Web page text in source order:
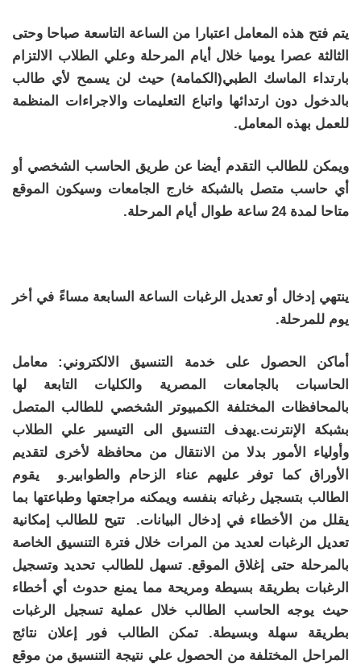
يتم فتح هذه المعامل اعتبارا من الساعة التاسعة صباحا وحتى
الثالثة عصرا يوميا خلال أيام المرحلة وعلي الطلاب الالتزام
بارتداء الماسك الطبي(الكمامة) حيث لن يسمح لأي طالب
بالدخول دون ارتدائها واتباع التعليمات والاجراءات المنظمة
للعمل بهذه المعامل.
ويمكن للطالب التقدم أيضا عن طريق الحاسب الشخصي أو
أي حاسب متصل بالشبكة خارج الجامعات وسيكون الموقع
متاحا لمدة 24 ساعة طوال أيام المرحلة.
ينتهي إدخال أو تعديل الرغبات الساعة السابعة مساءً في أخر
يوم للمرحلة.
أماكن الحصول على خدمة التنسيق الالكتروني:
معامل
الحاسبات بالجامعات المصرية والكليات التابعة لها
بالمحافظات المختلفة
الكمبيوتر الشخصي للطالب المتصل
بشبكة الإنترنت.يهدف التنسيق الى التيسير علي الطلاب
وأولياء الأمور بدلا من الانتقال من محافظة لأخرى لتقديم
الأوراق كما توفر عليهم عناء الزحام والطوابير.و
يقوم
الطالب بتسجيل رغباته بنفسه ويمكنه مراجعتها وطباعتها بما
يقلل من الأخطاء في إدخال البيانات.
تتيح للطالب إمكانية
تعديل الرغبات لعديد من المرات خلال فترة التنسيق الخاصة
بالمرحلة حتى إغلاق الموقع. تسهل للطالب تحديد وتسجيل
الرغبات بطريقة بسيطة ومريحة مما يمنع حدوث أي أخطاء
حيث يوجه الحاسب الطالب خلال عملية تسجيل الرغبات
بطريقة سهلة وبسيطة.
تمكن الطالب فور إعلان نتائج
المراحل المختلفة من الحصول علي نتيجة التنسيق من موقع